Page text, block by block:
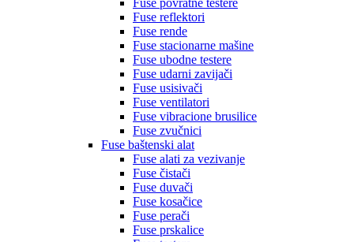
Fuse povratne testere
Fuse reflektori
Fuse rende
Fuse stacionarne mašine
Fuse ubodne testere
Fuse udarni zavijači
Fuse usisivači
Fuse ventilatori
Fuse vibracione brusilice
Fuse zvučnici
Fuse baštenski alat
Fuse alati za vezivanje
Fuse čistači
Fuse duvači
Fuse kosačice
Fuse perači
Fuse prskalice